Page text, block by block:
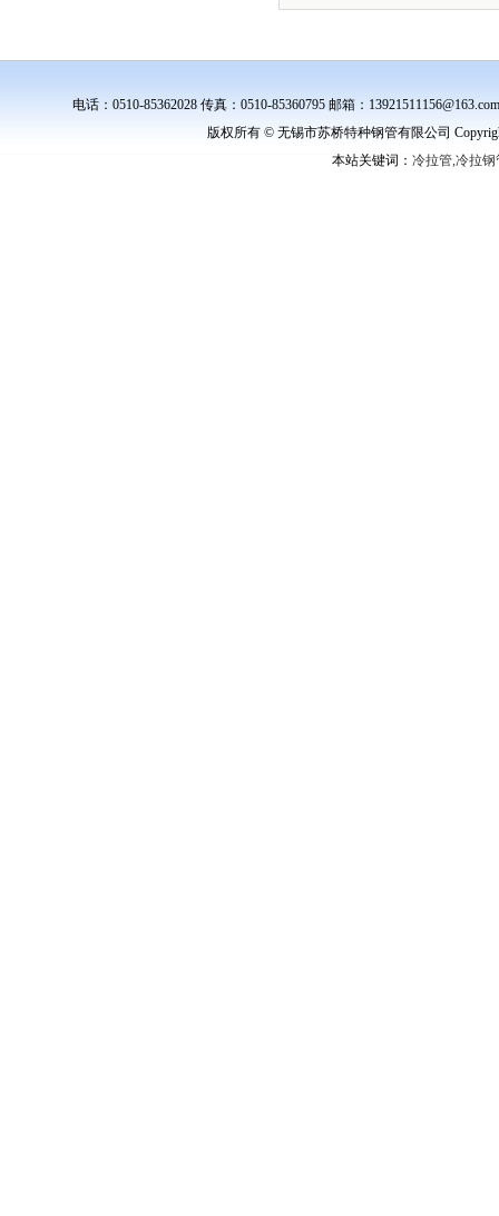
电话：0510-85362028 传真：0510-85360795 邮箱：
版权所有 © 无锡市苏桥特种钢管有限公司
本站关键词： 冷拉管,冷拉